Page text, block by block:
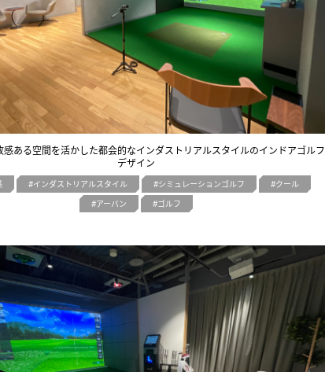
感ある空間を活かした都会的なインダストリアルスタイルのインドアゴルフ
デザイン
インダストリアルスタイル シミュレーションゴルフ
クール
アーバン
ゴルフ